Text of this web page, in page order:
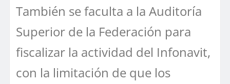
También se faculta a la Auditoría
Superior de la Federación para
fiscalizar la actividad del Infonavit,
con la limitación de que los